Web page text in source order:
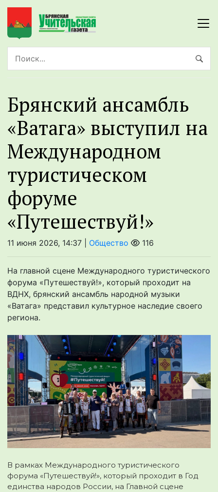
Брянский ансамбль
«Ватага» выступил на
Международном
туристическом
форуме
«Путешествуй!»
11 июня 2026, 14:37 | Общество 116
На главной сцене Международного туристического
форума «Путешествуй!», который проходит на
ВДНХ, брянский ансамбль народной музыки
«Ватага» представил культурное наследие своего
региона.
В рамках Международного туристического
форума «Путешествуй!», который проходит в Год
единства народов России, на Главной сцене